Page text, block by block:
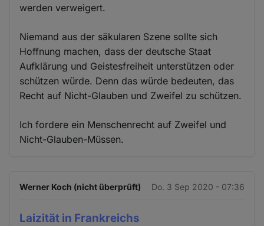
werden verweigert.
Niemand aus der säkularen Szene sollte sich
Hoffnung machen, dass der deutsche Staat
Aufklärung und Geistesfreiheit unterstützen oder
schützen würde. Denn das würde bedeuten, das
Recht auf Nicht-Glauben und Zweifel zu schützen.
Ich fordere ein Menschenrecht auf Zweifel und
Nicht-Glauben-Müssen.
Werner Koch (nicht überprüft) Do. 3 Sep 2020 - 07:36
Laizität in Frankreichs